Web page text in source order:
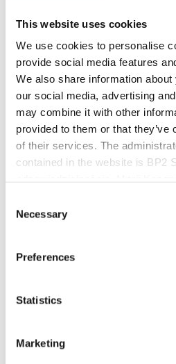
This website uses cookies
We use cookies to personalise
provide social media features
We also share information
our social media, advertising
may combine it with other
provided to them or that
of their services. The
contained in the website is BP2
121387608.
Selection
Necessary
Preferences
Statistics
Marketing